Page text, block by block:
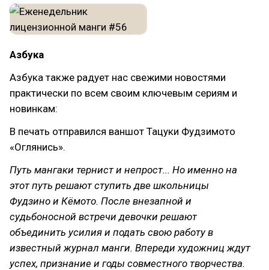
Азбука
Азбука также радует нас свежими новостями
практически по всем своим ключевым сериям и
новинкам:
В печать отправился ваншот Тацуки Фудзимото
«Оглянись».
Путь мангаки тернист и непрост... Но именно на
этот путь решают ступить две школьницы
Фудзино и Кёмото. После внезапной и
судьбоносной встречи девочки решают
объединить усилия и подать свою работу в
известный журнал манги. Впереди художниц ждут
успех, признание и годы совместного творчества.